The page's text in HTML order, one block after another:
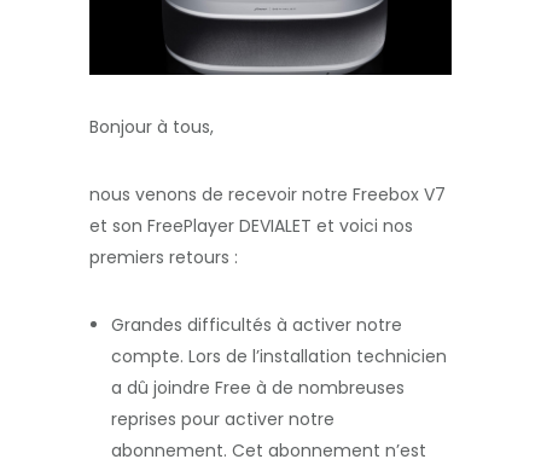
Bonjour à tous,
nous venons de recevoir notre Freebox V7
et son FreePlayer DEVIALET et voici nos
premiers retours :
Grandes difficultés à activer notre
compte. Lors de l’installation technicien
a dû joindre Free à de nombreuses
reprises pour activer notre
abonnement. Cet abonnement n’est